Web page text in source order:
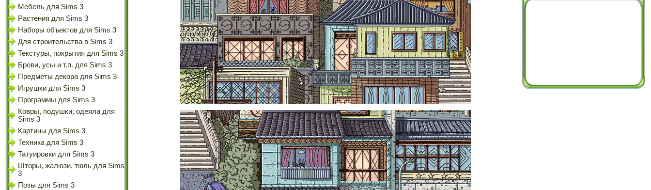
Мебель для Sims 3
Растения для Sims 3
Наборы объектов для Sims 3
Для строительства в Sims 3
Текстуры, покрытия для Sims 3
Брови, усы и т.п. для Sims 3
Предметы декора для Sims 3
Игрушки для Sims 3
Программы для Sims 3
Ковры, подушки, одеяла для
Sims 3
Картины для Sims 3
Техника для Sims 3
Татуировки для Sims 3
Шторы, жалюзи, тюль для Sims
3
Позы для Sims 3